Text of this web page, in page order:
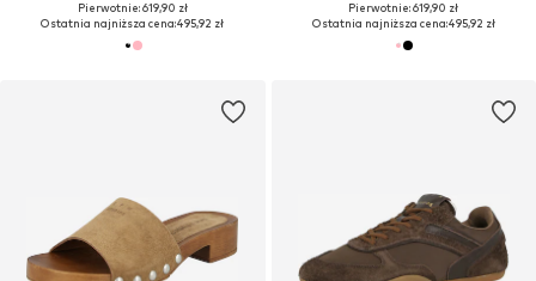
Pierwotnie: 619,90 zł
Ostatnia najniższa cena:495,92 zł
Pierwotnie: 619,90 zł
Ostatnia najniższa cena:495,92 zł